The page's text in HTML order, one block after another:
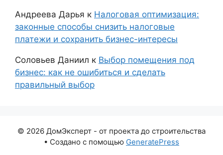
Андреева Дарья к Налоговая оптимизация:
законные способы снизить налоговые
платежи и сохранить бизнес-интересы
Соловьев Даниил к Выбор помещения под
бизнес: как не ошибиться и сделать
правильный выбор
© 2026 ДомЭксперт - от проекта до строительства
• Создано с помощью GeneratePress